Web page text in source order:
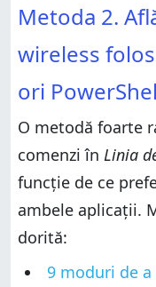
Metoda 2.
wireless
ori
O metodă foarte
comenzi în Linia
funcție de ce
ambele aplicații.
dorită:
9 moduri de